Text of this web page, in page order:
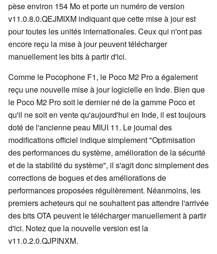
pèse environ 154 Mo et porte un numéro de version
v11.0.8.0.QEJMIXM indiquant que cette mise à jour est
pour toutes les unités internationales. Ceux qui n'ont pas
encore reçu la mise à jour peuvent télécharger
manuellement les bits à partir d'ici.
Comme le Pocophone F1, le Poco M2 Pro a également
reçu une nouvelle mise à jour logicielle en Inde. Bien que
le Poco M2 Pro soit le dernier né de la gamme Poco et
qu'il ne soit en vente qu'aujourd'hui en Inde, il est toujours
doté de l'ancienne peau MIUI 11. Le journal des
modifications officiel indique simplement "Optimisation
des performances du système, amélioration de la sécurité
et de la stabilité du système", il s'agit donc simplement des
corrections de bogues et des améliorations de
performances proposées régulièrement. Néanmoins, les
premiers acheteurs qui ne souhaitent pas attendre l'arrivée
des bits OTA peuvent le télécharger manuellement à partir
d'ici. Notez que la nouvelle version est la
v11.0.2.0.QJPINXM.